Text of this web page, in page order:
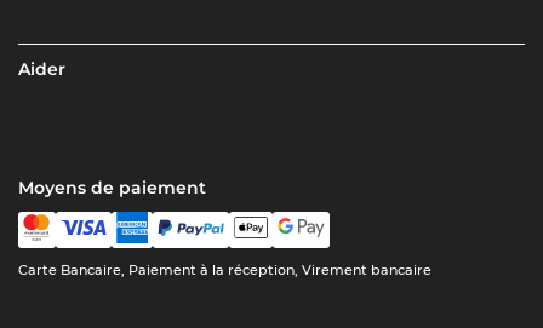
Aider
Moyens de paiement
Carte Bancaire, Paiement à la réception, Virement bancaire